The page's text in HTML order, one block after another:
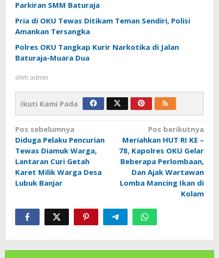
Parkiran SMM Baturaja
Pria di OKU Tewas Ditikam Teman Sendiri, Polisi
Amankan Tersangka
Polres OKU Tangkap Kurir Narkotika di Jalan
Baturaja-Muara Dua
oleh admin
Ikuti Kami Pada
Navigasi
pos
Pos sebelumnya
Diduga Pelaku Pencurian
Tewas Diamuk Warga,
Lantaran Curi Getah
Karet Milik Warga Desa
Lubuk Banjar
Pos berikutnya
Meriahkan HUT RI KE –
78, Kapolres OKU Gelar
Beberapa Perlombaan,
Dan Ajak Wartawan
Lomba Mancing Ikan di
Kolam